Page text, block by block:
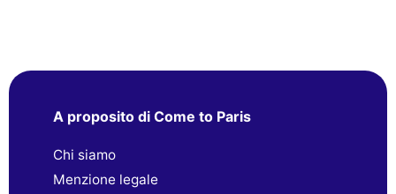
A proposito di Come to Paris
Chi siamo
Menzione legale